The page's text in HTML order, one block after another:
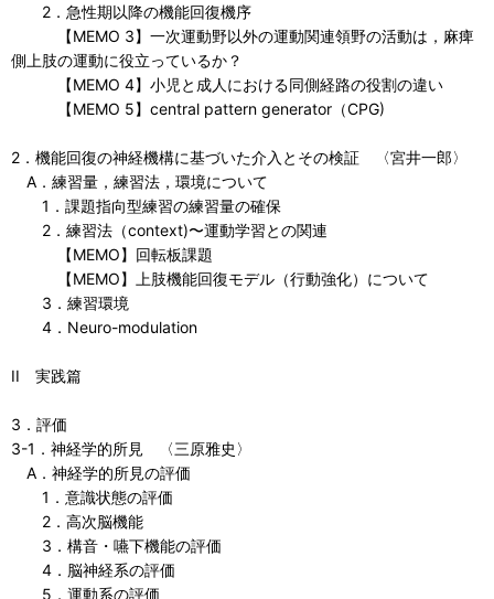
2．急性期以降の機能回復機序
【MEMO 3】一次運動野以外の運動関連領野の活動は，麻痺
側上肢の運動に役立っているか？
【MEMO 4】小児と成人における同側経路の役割の違い
【MEMO 5】central pattern generator（CPG)
2．機能回復の神経機構に基づいた介入とその検証 〈宮井一郎〉
A．練習量，練習法，環境について
1．課題指向型練習の練習量の確保
2．練習法（context)〜運動学習との関連
【MEMO】回転板課題
【MEMO】上肢機能回復モデル（行動強化）について
3．練習環境
4．Neuro-modulation
II 実践篇
3．評価
3-1．神経学的所見 〈三原雅史〉
A．神経学的所見の評価
1．意識状態の評価
2．高次脳機能
3．構音・嚥下機能の評価
4．脳神経系の評価
5．運動系の評価